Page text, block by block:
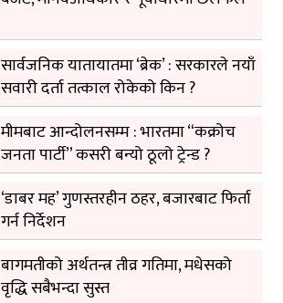
सार्वजनिक यातायातमा ‘ब्रेक’ : सरकारले नयाँ
सवारी दर्ता तत्काल रोकेको किन ?
मीमबाट आन्दोलनसम्म : भारतमा “कक्रोच
जनता पार्टी” कसरी बन्यो ठूलो ट्रेन्ड ?
‘डाबर मह’ गुणस्तरहीन ठहर, बजारबाट फिर्ता
गर्न निर्देशन
बागमतीको अर्थतन्त्र तीव्र गतिमा, मधेसको
वृद्धि सबैभन्दा सुस्त